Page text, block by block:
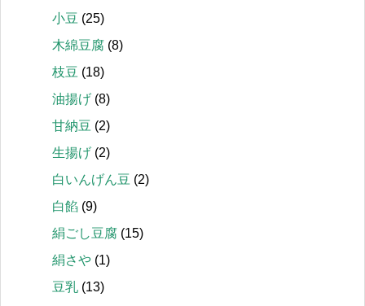
小豆 (25)
木綿豆腐 (8)
枝豆 (18)
油揚げ (8)
甘納豆 (2)
生揚げ (2)
白いんげん豆 (2)
白餡 (9)
絹ごし豆腐 (15)
絹さや (1)
豆乳 (13)